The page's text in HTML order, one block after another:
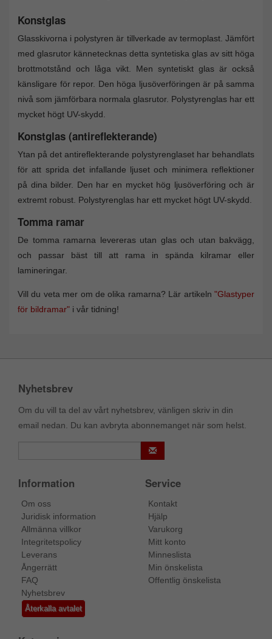
Konstglas
Glasskivorna i polystyren är tillverkade av termoplast. Jämfört
med glasrutor kännetecknas detta syntetiska glas av sitt höga
brottmotstånd och låga vikt. Men syntetiskt glas är också
känsligare för repor. Den höga ljusöverföringen är på samma
nivå som jämförbara normala glasrutor. Polystyrenglas har ett
mycket högt UV-skydd.
Konstglas (antireflekterande)
Ytan på det antireflekterande polystyrenglaset har behandlats
för att sprida det infallande ljuset och minimera reflektioner
på dina bilder. Den har en mycket hög ljusöverföring och är
extremt robust. Polystyrenglas har ett mycket högt UV-skydd.
Tomma ramar
De tomma ramarna levereras utan glas och utan bakvägg,
och passar bäst till att rama in spända kilramar eller
lamineringar.
Vill du veta mer om de olika ramarna? Lär artikeln "Glastyper
för bildramar" i vår tidning!
Nyhetsbrev
Om du vill ta del av vårt nyhetsbrev, vänligen skriv in din
email nedan. Du kan avbryta abonnemanget när som helst.
Information
Om oss
Juridisk information
Allmänna villkor
Integritetspolicy
Leverans
Ångerrätt
FAQ
Nyhetsbrev
Återkalla avtalet
Service
Kontakt
Hjälp
Varukorg
Mitt konto
Minneslista
Min önskelista
Offentlig önskelista